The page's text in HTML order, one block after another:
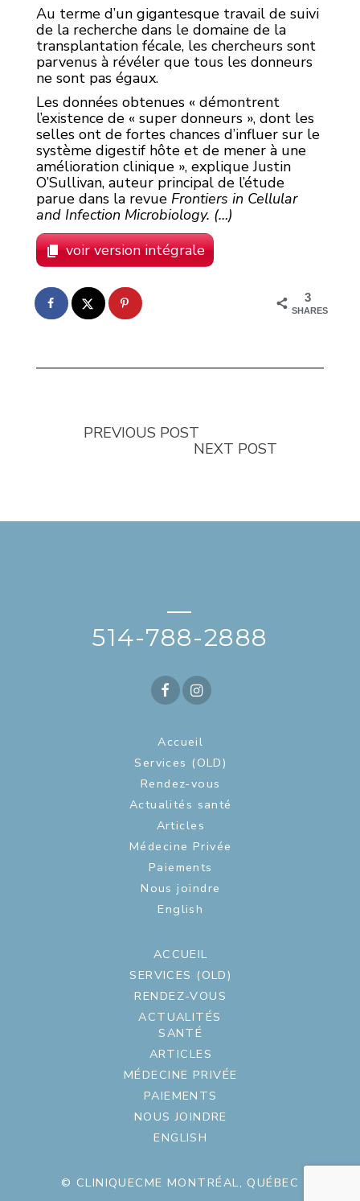
Au terme d’un gigantesque travail de suivi
de la recherche dans le domaine de la
transplantation fécale, les chercheurs sont
parvenus à révéler que tous les donneurs
ne sont pas égaux.
Les données obtenues « démontrent
l’existence de « super donneurs », dont les
selles ont de fortes chances d’influer sur le
système digestif hôte et de mener à une
amélioration clinique », explique Justin
O’Sullivan, auteur principal de l’étude
parue dans la revue Frontiers in Cellular
and Infection Microbiology. (…)
voir version intégrale
3
SHARES
PREVIOUS POST
NEXT POST
—
514-788-2888
Accueil
Services (OLD)
Rendez-vous
Actualités santé
Articles
Médecine Privée
Paiements
Nous joindre
English
ACCUEIL
SERVICES (OLD)
RENDEZ-VOUS
ACTUALITÉS
SANTÉ
ARTICLES
MÉDECINE PRIVÉE
PAIEMENTS
NOUS JOINDRE
ENGLISH
© CLINIQUECME MONTRÉAL, QUÉBEC